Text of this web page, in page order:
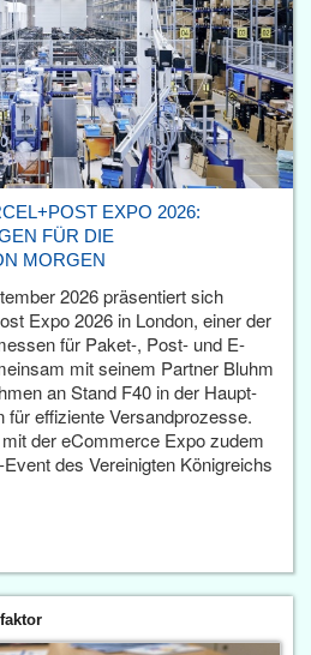
EXPO 2026:
FÜR DIE
MORGEN
2026 präsentiert sich
Expo 2026 in London, einer der
für Paket-, Post- und E-
mit seinem Partner Bluhm
an Stand F40 in der Haupt­
für effiziente Versandprozesse.
der eCommerce Expo zudem
des Vereinigten Königreichs